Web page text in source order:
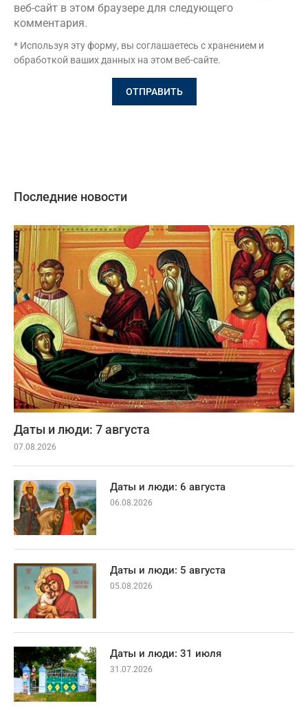
веб-сайт в этом браузере для следующего
комментария.
* Используя эту форму, вы соглашаетесь с хранением и
обработкой ваших данных на этом веб-сайте.
Последние новости
Даты и люди: 7 августа
07.08.2026
Даты и люди: 6 августа
06.08.2026
Даты и люди: 5 августа
05.08.2026
Даты и люди: 31 июля
31.07.2026